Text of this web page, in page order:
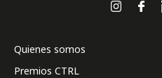
Quienes somos
Premios CTRL